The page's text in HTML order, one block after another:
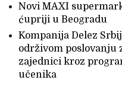
Novi MAXI
ćupriji u Beogradu
Kompanija Delez
održivom poslovanju
zajednici kroz
učenika